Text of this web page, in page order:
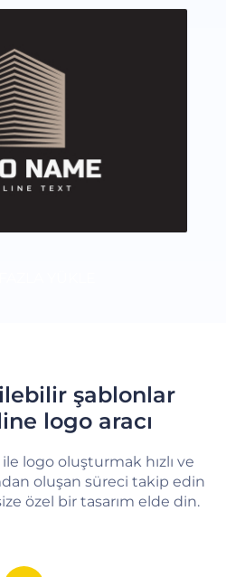
şablonlar
logo aracı
logo oluşturmak hızlı ve
oluşan süreci takip edin
özel bir tasarım elde din.